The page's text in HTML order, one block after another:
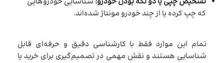
که چپ کرده یا از چند خودرو مونتاژ شده‌اند.
تمام این موارد فقط با کارشناسی دقیق و حرفه‌ای قابل
شناسایی هستند و نقش مهمی در تصمیم‌گیری برای خرید یا